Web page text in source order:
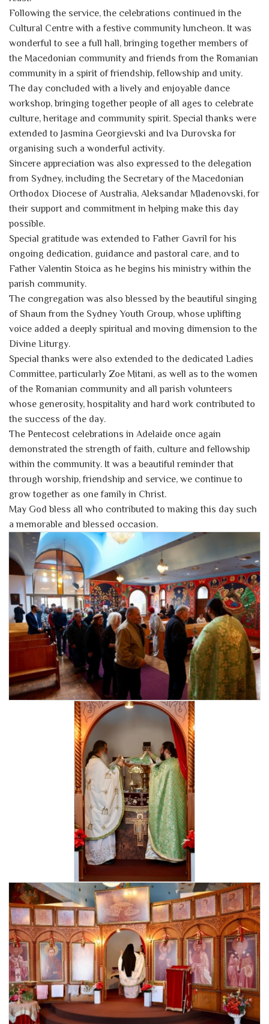
Following the service, the celebrations continued in the
Cultural Centre with a festive community luncheon. It was
wonderful to see a full hall, bringing together members of
the Macedonian community and friends from the Romanian
community in a spirit of friendship, fellowship and unity.
The day concluded with a lively and enjoyable dance
workshop, bringing together people of all ages to celebrate
culture, heritage and community spirit. Special thanks were
extended to Jasmina Georgievski and Iva Durovska for
organising such a wonderful activity.
Sincere appreciation was also expressed to the delegation
from Sydney, including the Secretary of the Macedonian
Orthodox Diocese of Australia, Aleksandar Mladenovski, for
their support and commitment in helping make this day
possible.
Special gratitude was extended to Father Gavril for his
ongoing dedication, guidance and pastoral care, and to
Father Valentin Stoica as he begins his ministry within the
parish community.
The congregation was also blessed by the beautiful singing
of Shaun from the Sydney Youth Group, whose uplifting
voice added a deeply spiritual and moving dimension to the
Divine Liturgy.
Special thanks were also extended to the dedicated Ladies
Committee, particularly Zoe Mitani, as well as to the women
of the Romanian community and all parish volunteers
whose generosity, hospitality and hard work contributed to
the success of the day.
The Pentecost celebrations in Adelaide once again
demonstrated the strength of faith, culture and fellowship
within the community. It was a beautiful reminder that
through worship, friendship and service, we continue to
grow together as one family in Christ.
May God bless all who contributed to making this day such
a memorable and blessed occasion.